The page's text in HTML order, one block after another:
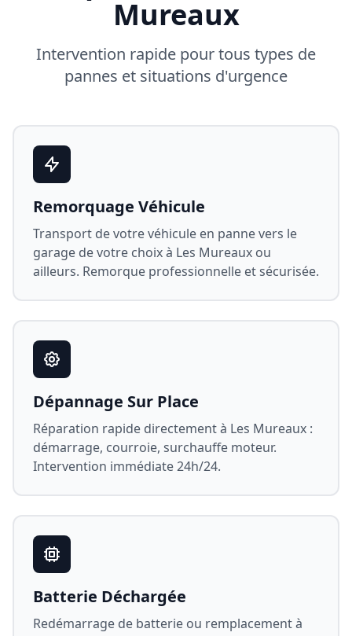
Mureaux
Intervention rapide pour tous types de
pannes et situations d'urgence
Remorquage Véhicule
Transport de votre véhicule en panne vers le
garage de votre choix à Les Mureaux ou
ailleurs. Remorque professionnelle et sécurisée.
Dépannage Sur Place
Réparation rapide directement à Les Mureaux :
démarrage, courroie, surchauffe moteur.
Intervention immédiate 24h/24.
Batterie Déchargée
Redémarrage de batterie ou remplacement à